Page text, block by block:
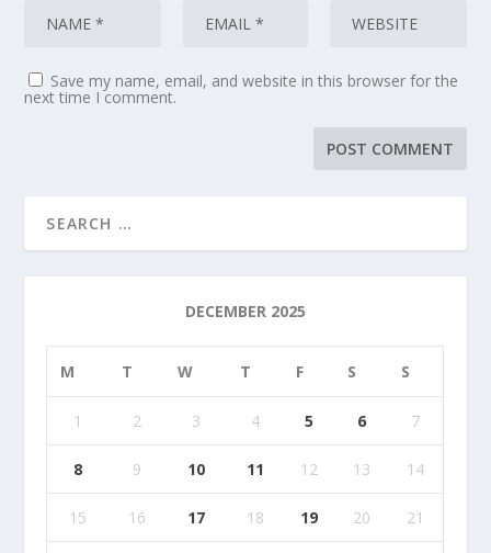
Save my name, email, and website in this browser for the
next time I comment.
DECEMBER 2025
M T W T F S S
1 2 3 4 5 6 7
8 9 10 11 12 13 14
15 16 17 18 19 20 21